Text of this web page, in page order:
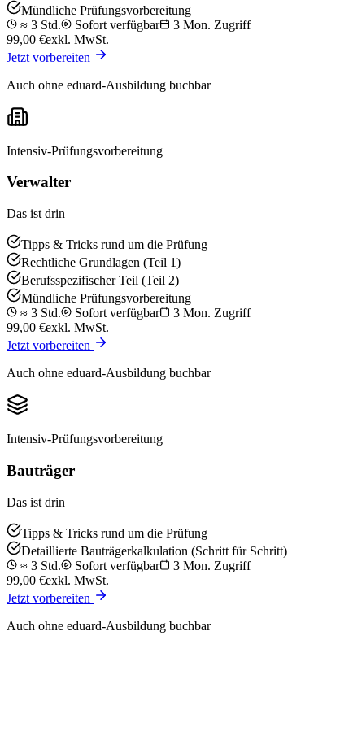
Mündliche Prüfungsvorbereitung
≈ 3 Std.
Sofort verfügbar
3 Mon. Zugriff
99,00 €exkl. MwSt.
Jetzt vorbereiten
Auch ohne eduard-Ausbildung buchbar
Intensiv-Prüfungsvorbereitung
Verwalter
Das ist drin
Tipps & Tricks rund um die Prüfung
Rechtliche Grundlagen (Teil 1)
Berufsspezifischer Teil (Teil 2)
Mündliche Prüfungsvorbereitung
≈ 3 Std.
Sofort verfügbar
3 Mon. Zugriff
99,00 €exkl. MwSt.
Jetzt vorbereiten
Auch ohne eduard-Ausbildung buchbar
Intensiv-Prüfungsvorbereitung
Bauträger
Das ist drin
Tipps & Tricks rund um die Prüfung
Detaillierte Bauträgerkalkulation (Schritt für Schritt)
≈ 3 Std.
Sofort verfügbar
3 Mon. Zugriff
99,00 €exkl. MwSt.
Jetzt vorbereiten
Auch ohne eduard-Ausbildung buchbar